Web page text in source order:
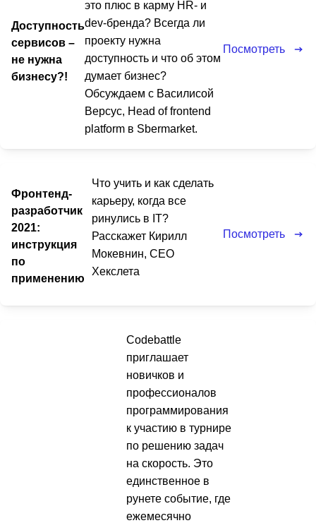
Доступность
сервисов –
не нужна
бизнесу?!
это плюс в карму HR- и
dev-бренда? Всегда ли
проекту нужна
доступность и что об этом
думает бизнес?
Обсуждаем с Василисой
Версус, Head of frontend
platform в Sbermarket.
Посмотреть
Фронтенд-
разработчик
2021:
инструкция
по
применению
Что учить и как сделать
карьеру, когда все
ринулись в IT?
Расскажет Кирилл
Мокевнин, CEO
Хекслета
Посмотреть
Codebattle
приглашает
новичков и
профессионалов
программирования
к участию в турнире
по решению задач
на скорость. Это
единственное в
рунете событие, где
ежемесячно